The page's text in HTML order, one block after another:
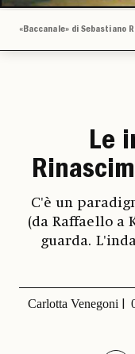
«Baccanale» di Sebastiano
Le
C'è un
(da Raffaello a
guarda.
Carlotta Venegoni